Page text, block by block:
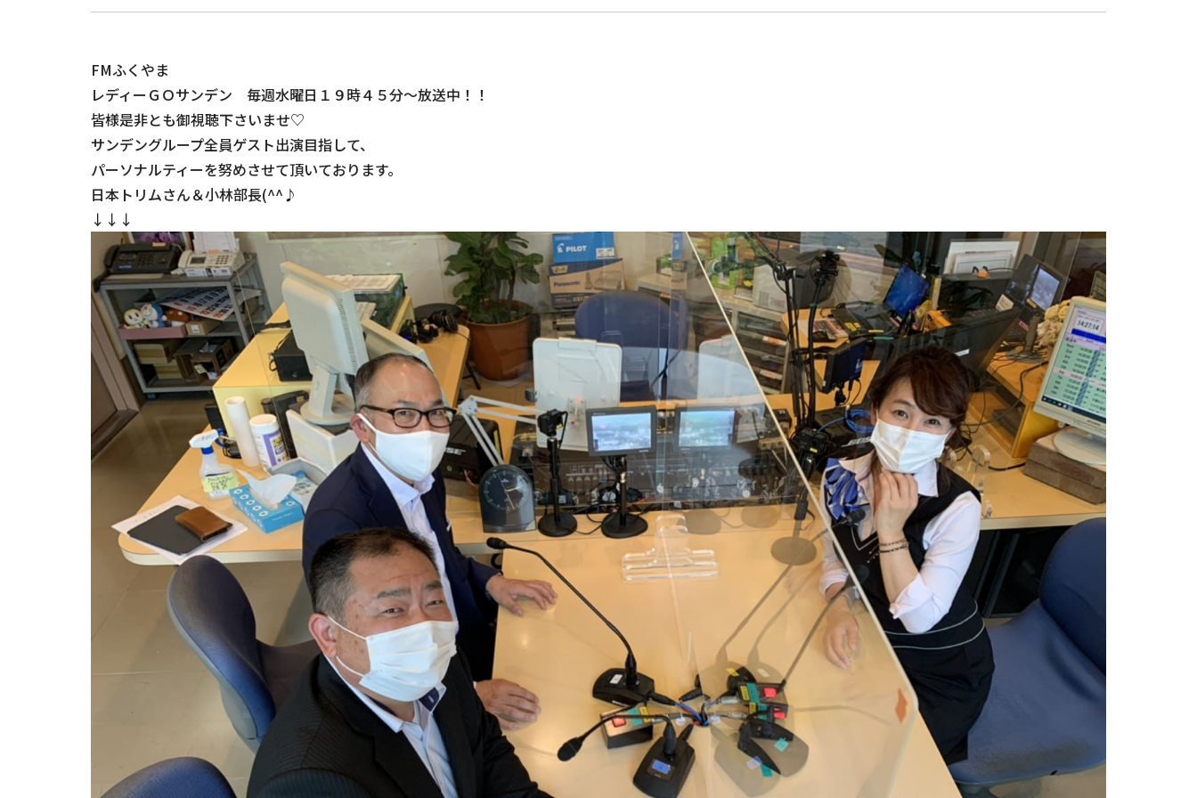
FMふくやま
レディーＧＯサンデン 毎週水曜日１９時４５分～放送中！！
皆様是非とも御視聴下さいませ♡
サンデングループ全員ゲスト出演目指して、
パーソナルティーを努めさせて頂いております。
日本トリムさん＆小林部長(^^♪
↓↓↓